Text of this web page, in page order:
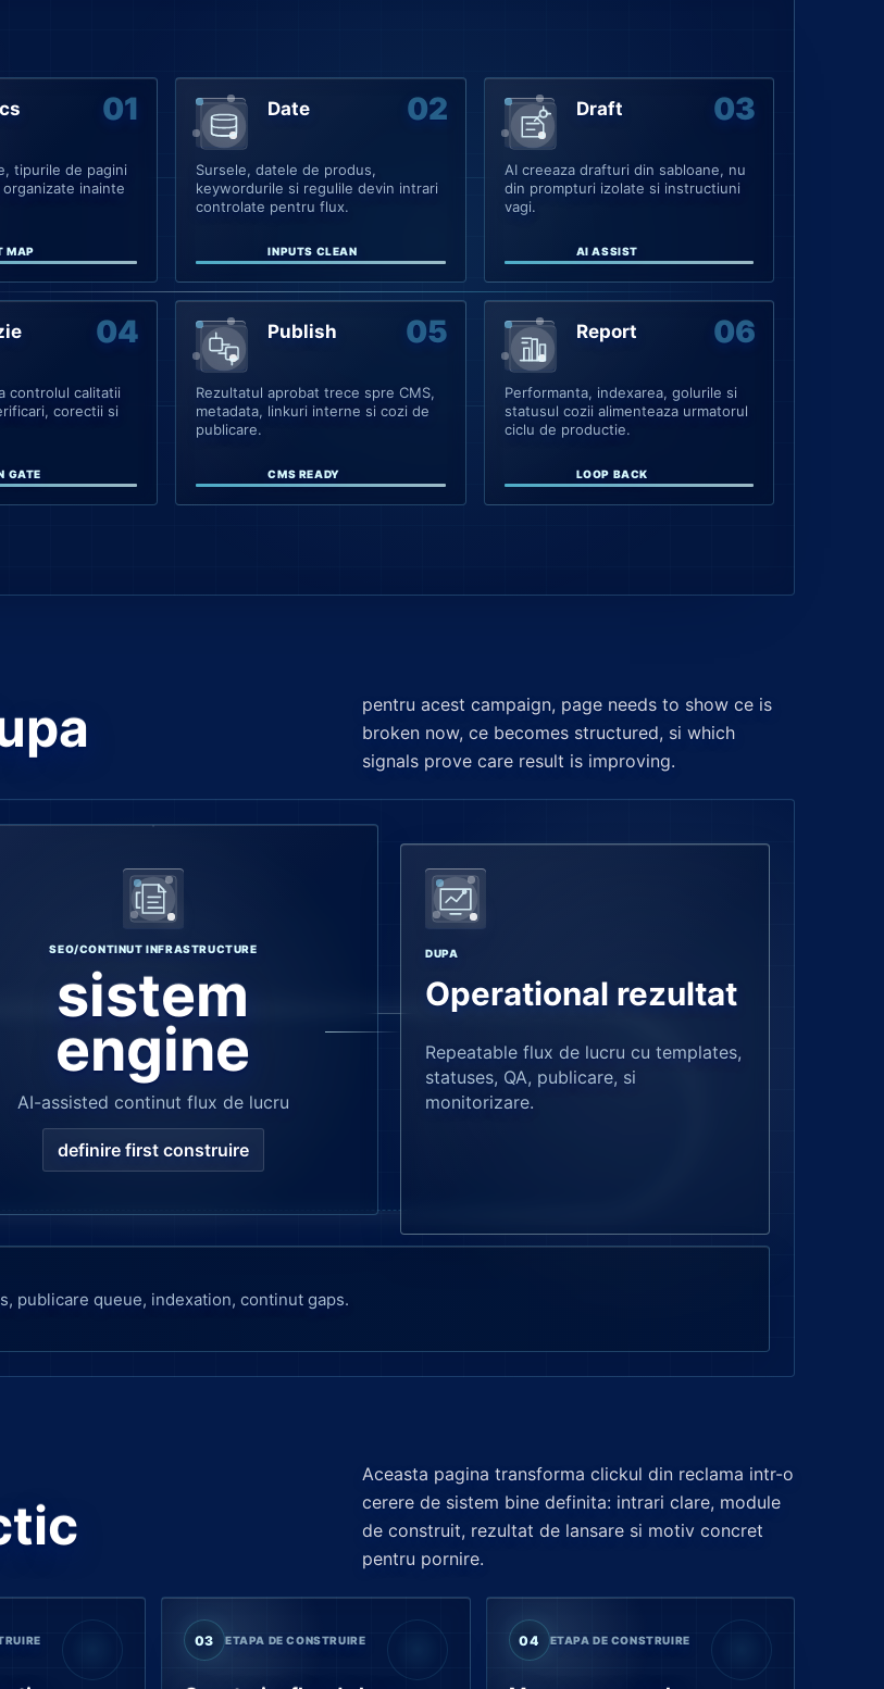
tipurile de pagini
inainte
MAP
Date
Sursele, datele de produs,
keywordurile si regulile devin intrari
controlate pentru flux.
INPUTS CLEAN
Draft
AI creeaza drafturi din sabloane, nu
din prompturi izolate si instructiuni
vagi.
AI ASSIST
controlul calitatii
corectii si
GATE
Publish
Rezultatul aprobat trece spre CMS,
metadata, linkuri interne si cozi de
publicare.
CMS READY
Report
Performanta, indexarea, golurile si
statusul cozii alimenteaza urmatorul
ciclu de productie.
LOOP BACK
pentru acest campaign, page needs to show ce is
broken now, ce becomes structured, si which
signals prove care result is improving.
SEO/CONTINUT INFRASTRUCTURE
sistem
engine
AI-assisted continut flux de lucru
definire first construire
DUPA
Operational rezultat
Repeatable flux de lucru cu templates,
statuses, QA, publicare, si
monitorizare.
publicare queue, indexation, continut gaps.
Aceasta pagina transforma clickul din reclama intr-o
cerere de sistem bine definita: intrari clare, module
de construit, rezultat de lansare si motiv concret
pentru pornire.
03 ETAPA DE CONSTRUIRE 04 ETAPA DE CONSTRUIRE